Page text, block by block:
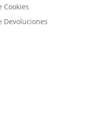
Cookies
Devoluciones